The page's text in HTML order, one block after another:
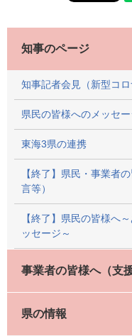
知事のページ
知事記者会見（新型コロ
県民の皆様へのメッセー
東海3県の連携
【終了】県民・事業者
言等）
【終了】県民の皆様へ
ッセージ～
事業者の皆様へ（支
県の情報